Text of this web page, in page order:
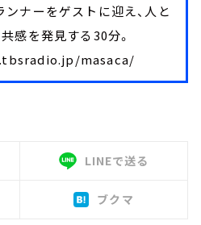
ナーをゲストに迎え、人と
感を発見する30分。
masaca/
LINEで送る
ブクマ